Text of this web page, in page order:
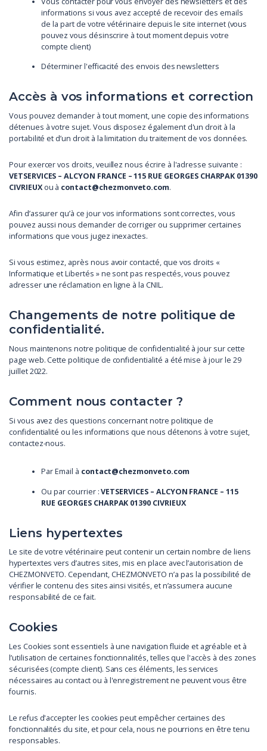
informations si vous avez accepté de recevoir des emails
de la part de votre vétérinaire depuis le site internet (vous
pouvez vous désinscrire à tout moment depuis votre
compte client)
Déterminer l'efficacité des envois des newsletters
Accès à vos informations et correction
Vous pouvez demander à tout moment, une copie des informations
détenues à votre sujet. Vous disposez également d'un droit à la
portabilité et d’un droit à la limitation du traitement de vos données.
Pour exercer vos droits, veuillez nous écrire à l'adresse suivante :
VETSERVICES – ALCYON FRANCE – 115 RUE GEORGES CHARPAK 01390
CIVRIEUXou à contact@chezmonveto.com.
Afin d’assurer qu’à ce jour vos informations sont correctes, vous
pouvez aussi nous demander de corriger ou supprimer certaines
informations que vous jugez inexactes.
Si vous estimez, après nous avoir contacté, que vos droits «
Informatique et Libertés » ne sont pas respectés, vous pouvez
adresser une réclamation en ligne à la CNIL.
Changements de notre politique de
confidentialité.
Nous maintenons notre politique de confidentialité à jour sur cette
page web. Cette politique de confidentialité a été mise à jour le 29
juillet 2022.
Comment nous contacter ?
Si vous avez des questions concernant notre politique de
confidentialité ou les informations que nous détenons à votre sujet,
contactez-nous.
Par Email à contact@chezmonveto.com
Ou par courrier :VETSERVICES – ALCYON FRANCE – 115
RUE GEORGES CHARPAK 01390 CIVRIEUX
Liens hypertextes
Le site de votre vétérinaire peut contenir un certain nombre de liens
hypertextes vers d’autres sites, mis en place avec l’autorisation de
CHEZMONVETO. Cependant, CHEZMONVETO n’a pas la possibilité de
vérifier le contenu des sites ainsi visités, et n’assumera aucune
responsabilité de ce fait.
Cookies
Les Cookies sont essentiels à une navigation fluide et agréable et à
l’utilisation de certaines fonctionnalités, telles que l'accès à des zones
sécurisées (compte client). Sans ces éléments, les services
nécessaires au contact ou à l'enregistrement ne peuvent vous être
fournis.
Le refus d'accepter les cookies peut empêcher certaines des
fonctionnalités du site, et pour cela, nous ne pourrions en être tenu
responsables.